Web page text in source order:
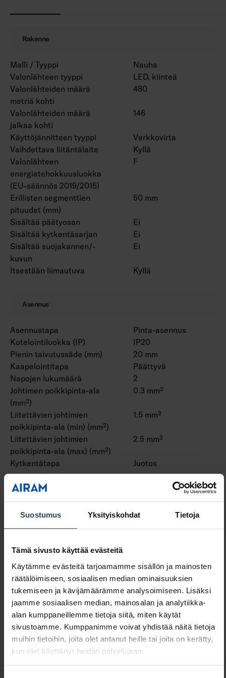
Suostumus Yksityiskohdat Tietoja
Tämä sivusto käyttää evästeitä
Käytämme evästeitä tarjoamamme sisällön ja mainosten
räätälöimiseen, sosiaalisen median ominaisuuksien
tukemiseen ja kävijämäärämme analysoimiseen. Lisäksi
jaamme sosiaalisen median, mainosalan ja analytiikka-
alan kumppaneillemme tietoja siitä, miten käytät
sivustoamme. Kumppanimme voivat yhdistää näitä tietoja
muihin tietoihin, joita olet antanut heille tai joita on kerätty,
kun olet käyttänyt heidän palvelujaan.
Rakenne
Malli / Tyyppi
Nauha
Valonlähteen tyyppi
LED, kiinteä
Valonlähteiden määrä
metriä kohti
480
Valonlähteiden määrä
jalkaa kohti
146
Käyttöjännitteen tyyppi
Verkkovirta
Vaihdettava liitäntälaite
Kyllä
Valonlähteen
energiatehokkuusluokka
(EU-säännös 2019/2015)
F
Erillisten segmenttien
pituudet (mm)
50 mm
Sisältää päätyosan
Ei
Sisältää kytkentäsarjan
Ei
Sisältää suojakannen/-
kuvun
Ei
Itsestään liimautuva Kyllä
Asennus
Asennustapa
Pinta-asennus
Kotelointiluokka (IP)
IP20
Pienin taivutussäde (mm)
20 mm
Kaapelointitapa
Päättyvä
Napojen lukumäärä
2
Johtimen poikkipinta-ala
(mm²)
0.3 mm²
Liitettävien johtimien
poikkipinta-ala (min) (mm²)
1.5 mm²
Liitettävien johtimien
poikkipinta-ala (max) (mm²)
2.5 mm²
Kytkentätapa Juotos
Valaisimen tehokkuus
Jännitetyyppi
DC
Lamppujännite (min) (V)
24 V
Lamppujännite (max) (V)
24 V
Liitäntälaitteen tyyppi
Vakiojänniteohjattu
LED-liitäntälaite
Suojausluokka (IEC 61140)
III
Järjestelmän enimmäisteho
(W)
72 W